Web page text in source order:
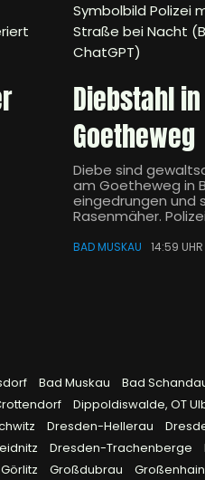
Symbolbild Polizei
Straße bei Nacht
ChatGPT)
Diebstahl
Goetheweg
Diebe sind
am Goetheweg in
eingedrungen und
Rasenmäher.
BAD MUSKAU 14:59 UHR
Bad Muskau Bad
Dippoldiswalde, OT
Dresden-Hellerau
Dresden-Trachenberge
Görlitz Großdubrau Großenhain